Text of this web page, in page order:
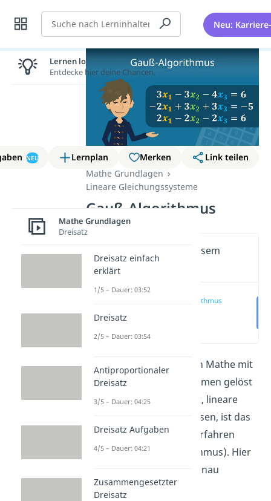
Suche Neu:
NEU Lernplan Merken
Link teilen
Mathe Grundlagen
Lineare Gleichungssysteme
Gauß-Algorithmus
Wichtige Inhalte in diesem
Video
Gauß-Algorithmus
Viele Probleme können in Mathe mit
linearen Gleichungssystemen gelöst
werden. Eine Möglichkeit, lineare
Gleichungssysteme zu lösen, ist das
gaußsche Eliminationsverfahren
(oder auch Gauß-Algorithmus). Hier
zeigen wir dir, wie das genau
funktioniert.
Lernen lohnt sich!
Entdecke hier deine Chancen.
Mathe Grundlagen
Dreisatz
Dreisatz einfach
erklärt
1/5 – Dauer: 03:52
Dreisatz
2/5 – Dauer: 03:54
Antiproportionaler
Dreisatz
3/5 – Dauer: 04:25
Dreisatz Aufgaben
4/5 – Dauer: 04:21
Zusammengesetzter
Dreisatz